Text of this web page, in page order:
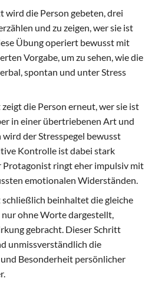
wird die Person gebeten, drei
und zu zeigen, wer sie ist
Übung operiert bewusst mit
Vorgabe, um zu sehen, wie die
spontan und unter Stress
die Person erneut, wer sie ist
in einer übertriebenen Art und
der Stresspegel bewusst
Kontrolle ist dabei stark
Protagonist ringt eher impulsiv mit
emotionalen Widerständen.
beinhaltet die gleiche
nur ohne Worte dargestellt,
gebracht. Dieser Schritt
unmissverständlich die
Besonderheit persönlicher